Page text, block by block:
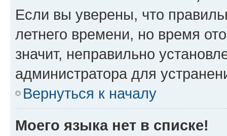
Если вы уверены, что
летнего времени, но время
значит, неправильно
администратора для
Вернуться к началу
Моего языка нет в списке!